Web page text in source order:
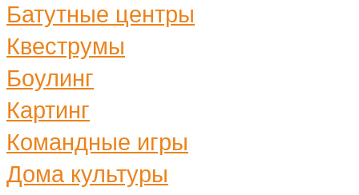
Батутные центры
Квеструмы
Боулинг
Картинг
Командные игры
Дома культуры